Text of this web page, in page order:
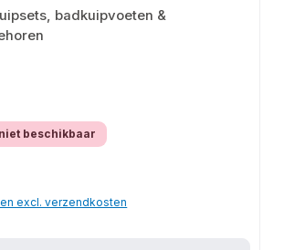
beschikbaar
excl. verzendkosten